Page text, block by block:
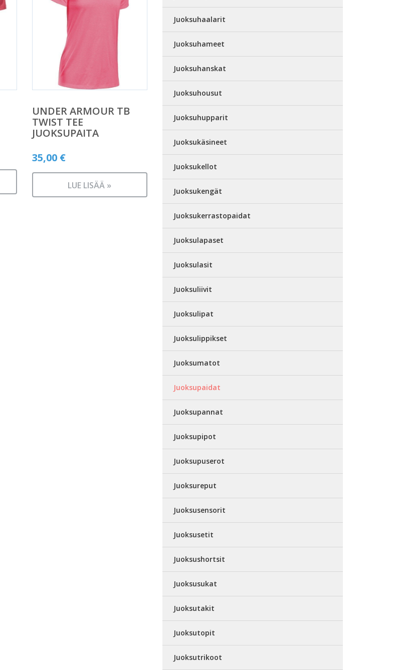
UNDER ARMOUR TB
TWIST TEE
JUOKSUPAITA
35,00 €
LUE LISÄÄ »
Juoksuhaalarit
Juoksuhameet
Juoksuhanskat
Juoksuhousut
Juoksuhupparit
Juoksukäsineet
Juoksukellot
Juoksukengät
Juoksukerrastopaidat
Juoksulapaset
Juoksulasit
Juoksuliivit
Juoksulipat
Juoksulippikset
Juoksumatot
Juoksupaidat
Juoksupannat
Juoksupipot
Juoksupuserot
Juoksureput
Juoksusensorit
Juoksusetit
Juoksushortsit
Juoksusukat
Juoksutakit
Juoksutopit
Juoksutrikoot